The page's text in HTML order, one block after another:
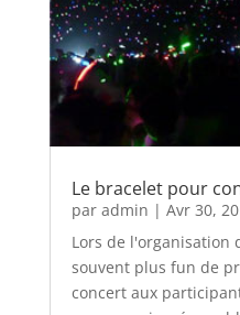
Le bracelet pour
par admin | Avr 30,
Lors de l'organisation
souvent plus fun de
concert aux